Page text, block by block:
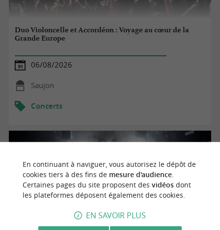
Duo Violoncelle et Accordéon : Voyage au cœur de la
Grande Europe
06/08/2026
Saujon
Concerts
En continuant à naviguer, vous autorisez le dépôt de
cookies tiers à des fins de mesure d'audience.
Certaines pages du site proposent des vidéosdont
les plateformes déposent également des cookies.
EN SAVOIR PLUS